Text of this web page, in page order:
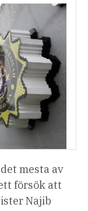
mesta av
försök att
Najib